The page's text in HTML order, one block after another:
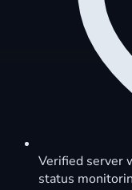
Verified server
status